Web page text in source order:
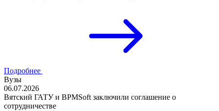
Подробнее
Вузы
06.07.2026
Вятский ГАТУ и BPMSoft заключили соглашение о
сотрудничестве